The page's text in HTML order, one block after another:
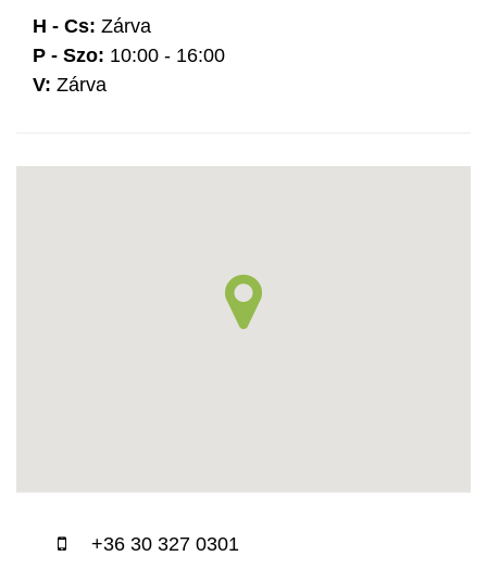
H - Cs: Zárva
P - Szo: 10:00 - 16:00
V: Zárva
+36 30 327 0301